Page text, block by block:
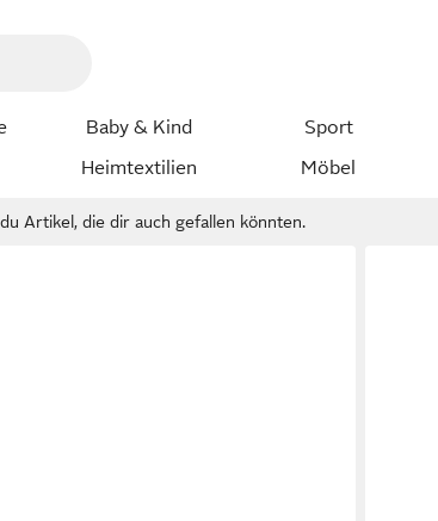
Baby & Kind Sport
Heimtextilien Möbel
Artikel, die dir auch gefallen könnten.